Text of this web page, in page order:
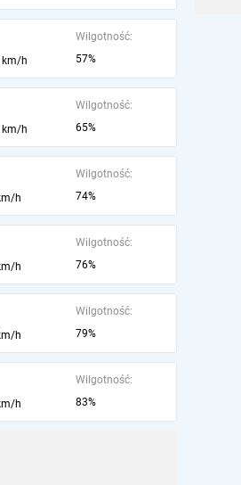
km/h
Wilgotność:
57%
km/h
Wilgotność:
65%
h
Wilgotność:
74%
h
Wilgotność:
76%
h
Wilgotność:
79%
h
Wilgotność:
83%